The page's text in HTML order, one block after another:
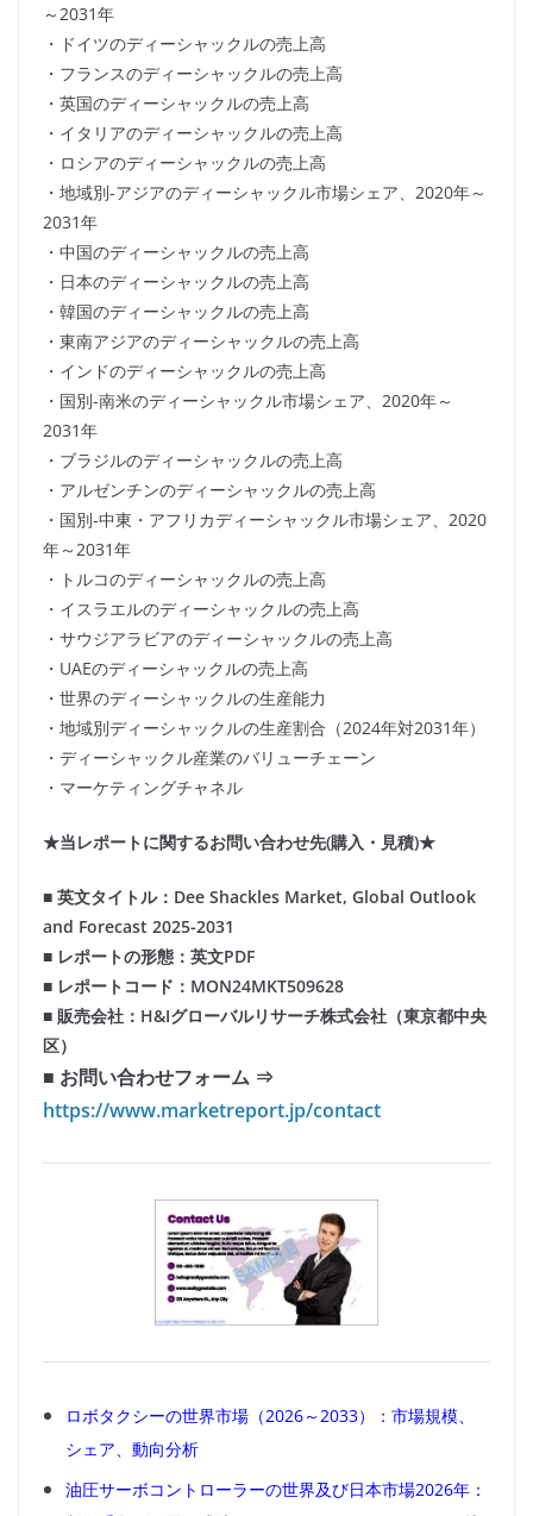
～2031年
・ドイツのディーシャックルの売上高
・フランスのディーシャックルの売上高
・英国のディーシャックルの売上高
・イタリアのディーシャックルの売上高
・ロシアのディーシャックルの売上高
・地域別-アジアのディーシャックル市場シェア、2020年～
2031年
・中国のディーシャックルの売上高
・日本のディーシャックルの売上高
・韓国のディーシャックルの売上高
・東南アジアのディーシャックルの売上高
・インドのディーシャックルの売上高
・国別-南米のディーシャックル市場シェア、2020年～
2031年
・ブラジルのディーシャックルの売上高
・アルゼンチンのディーシャックルの売上高
・国別-中東・アフリカディーシャックル市場シェア、2020
年～2031年
・トルコのディーシャックルの売上高
・イスラエルのディーシャックルの売上高
・サウジアラビアのディーシャックルの売上高
・UAEのディーシャックルの売上高
・世界のディーシャックルの生産能力
・地域別ディーシャックルの生産割合（2024年対2031年）
・ディーシャックル産業のバリューチェーン
・マーケティングチャネル
★当レポートに関するお問い合わせ先(購入・見積)★
■ 英文タイトル：Dee Shackles Market, Global Outlook
and Forecast 2025-2031
■ レポートの形態：英文PDF
■ レポートコード：MON24MKT509628
■ 販売会社：H&Iグローバルリサーチ株式会社（東京都中央
区）
■ お問い合わせフォーム ⇒
https://www.marketreport.jp/contact
ロボタクシーの世界市場（2026～2033）：市場規模、
シェア、動向分析
油圧サーボコントローラーの世界及び日本市場2026年：